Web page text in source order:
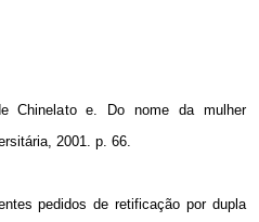
Chinelato e. Do nome da mulher
2001. p. 66.
pedidos de retificação por dupla